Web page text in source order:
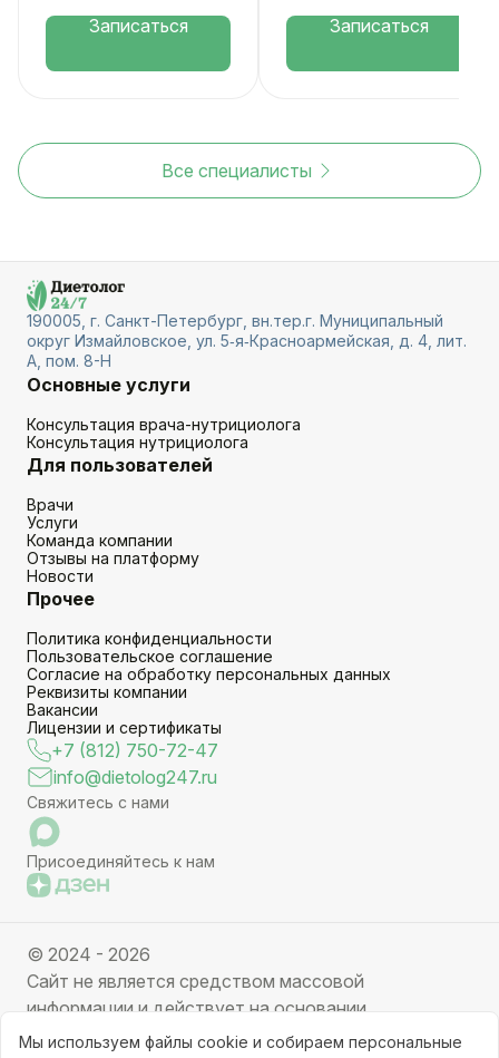
Записаться Записаться
Все специалисты
190005, г. Санкт-Петербург, вн.тер.г. Муниципальный
округ Измайловское, ул. 5‑я‑Красноармейская, д. 4, лит.
А, пом. 8-Н
Основные услуги
Консультация врача-нутрициолога
Консультация нутрициолога
Для пользователей
Врачи
Услуги
Команда компании
Отзывы на платформу
Новости
Прочее
Политика конфиденциальности
Пользовательское соглашение
Согласие на обработку персональных данных
Реквизиты компании
Вакансии
Лицензии и сертификаты
+7 (812) 750-72-47
info@dietolog247.ru
Свяжитесь с нами
Присоединяйтесь к нам
© 2024 - 2026
Сайт не является средством массовой
информации и действует на основании
партнерских услуг. Отправляя заявку вы даете
Мы используем файлы cookie и собираем персональные